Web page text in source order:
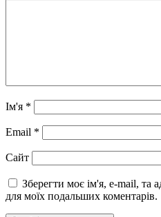
Ім'я *
Email *
Сайт
Зберегти моє ім'я, e-mail, та
для моїх подальших коментарів.